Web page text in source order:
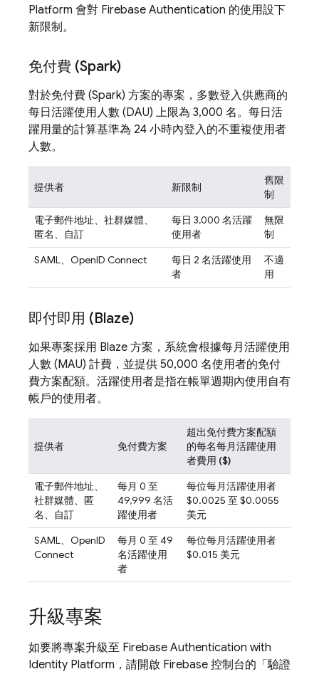
Platform 會對 Firebase Authentication 的使用設下
新限制。
免付費 (Spark)
對於免付費 (Spark) 方案的專案，多數登入供應商的
每日活躍使用人數 (DAU) 上限為 3,000 名。每日活
躍用量的計算基準為 24 小時內登入的不重複使用者
人數。
提供者 新限制
舊限
制
電子郵件地址、社群媒體、
匿名、自訂
每日 3,000 名活躍
使用者
無限
制
SAML、OpenID Connect
每日 2 名活躍使用
者
不適
用
即付即用 (Blaze)
如果專案採用 Blaze 方案，系統會根據每月活躍使用
人數 (MAU) 計費，並提供 50,000 名使用者的免付
費方案配額。活躍使用者是指在帳單週期內使用自有
帳戶的使用者。
提供者 免付費方案
超出免付費方案配額
的每名每月活躍使用
者費用 ($)
電子郵件地址、
社群媒體、匿
名、自訂
每月 0 至
49,999 名活
躍使用者
每位每月活躍使用者
$0.0025 至 $0.0055
美元
SAML、OpenID
Connect
每月 0 至 49
名活躍使用
者
每位每月活躍使用者
$0.015 美元
升級專案
如要將專案升級至 Firebase Authentication with
Identity Platform ，請開啟 Firebase 控制台的「驗證